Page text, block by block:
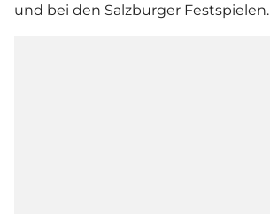
und bei den Salzburger Festspielen.